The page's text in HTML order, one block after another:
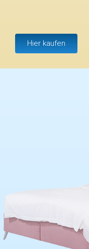
Hier kaufen